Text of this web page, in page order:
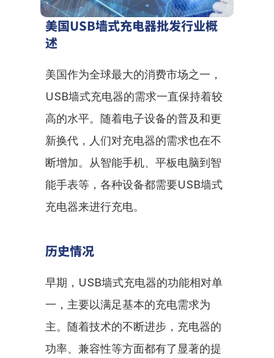
美国USB墙式充电器批发行业概
述
美国作为全球最大的消费市场之一，
USB墙式充电器的需求一直保持着较
高的水平。随着电子设备的普及和更
新换代，人们对充电器的需求也在不
断增加。从智能手机、平板电脑到智
能手表等，各种设备都需要USB墙式
充电器来进行充电。
历史情况
早期，USB墙式充电器的功能相对单
一，主要以满足基本的充电需求为
主。随着技术的不断进步，充电器的
功率、兼容性等方面都有了显著的提